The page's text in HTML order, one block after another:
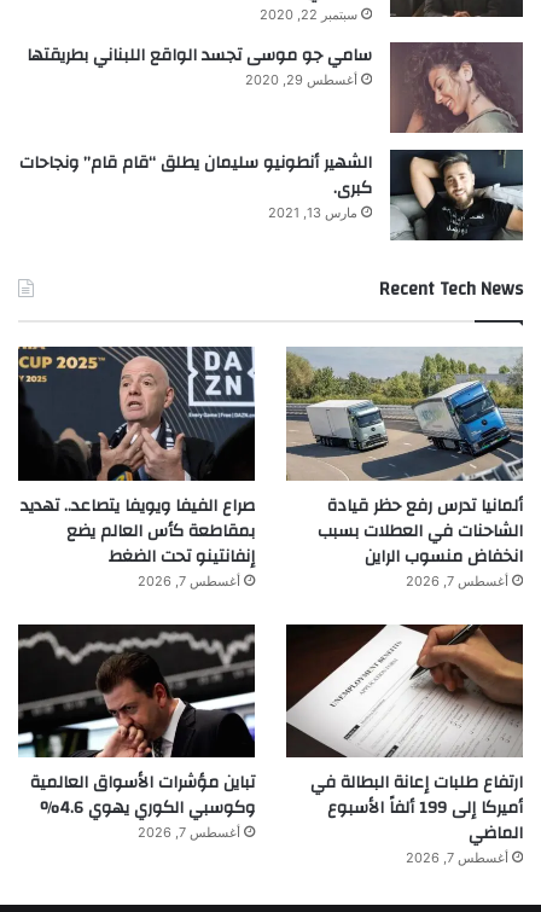
n.queue=
();t=b.createElement(e);t.async=!0;
t.src=v;s=b.getElementsByTagName(e)(0);
s.parentNode.insertBefore(t,s)}(window,
document,’script’,
‘https://connect.facebook.net/en_US/fbeven
fbq(‘init’, ‘404293966675248’);
■ مصدر الخبر الأصلي
نشر لأول مرة على: yalebnan.org
تاريخ النشر: 2026-01-11 10:48:00
الكاتب: ahmadsh
تنويه من موقعنا
تم جلب هذا المحتوى بشكل آلي من المصدر:
yalebnan.org
سبتمبر 22, 2020
سامي جو موسى تجسد الواقع اللبناني بطريقتها
أغسطس 29, 2020
الشهير أنطونيو سليمان يطلق “قام قام” ونجاحات
كبرى.
مارس 13, 2021
Recent Tech News
ألمانيا تدرس رفع حظر قيادة
الشاحنات في العطلات بسبب
انخفاض منسوب الراين
أغسطس 7, 2026
صراع الفيفا ويويفا يتصاعد.. تهديد
بمقاطعة كأس العالم يضع
إنفانتينو تحت الضغط
أغسطس 7, 2026
ارتفاع طلبات إعانة البطالة في
أميركا إلى 199 ألفاً الأسبوع
الماضي
أغسطس 7, 2026
تباين مؤشرات الأسواق العالمية
وكوسبي الكوري يهوي 4.6%
أغسطس 7, 2026